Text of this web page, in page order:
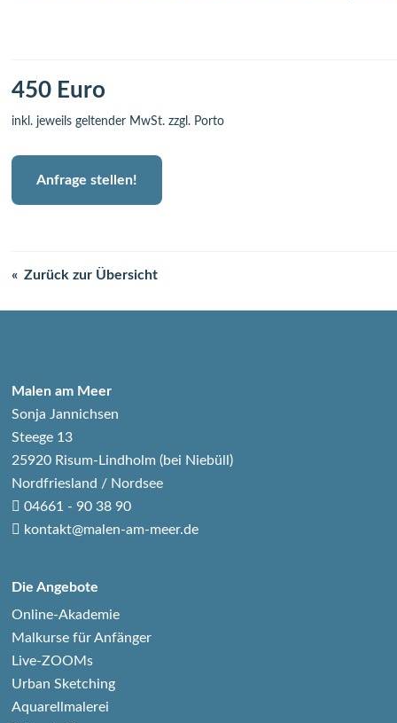
450 Euro
inkl. jeweils geltender MwSt. zzgl. Porto
Anfrage stellen!
Zurück zur Übersicht
Malen am Meer
Sonja Jannichsen
Steege 13
25920 Risum-Lindholm (bei Niebüll)
Nordfriesland / Nordsee
04661 - 90 38 90
kontakt@malen-am-meer.de
Die Angebote
Online-Akademie
Malkurse für Anfänger
Live-ZOOMs
Urban Sketching
Aquarellmalerei